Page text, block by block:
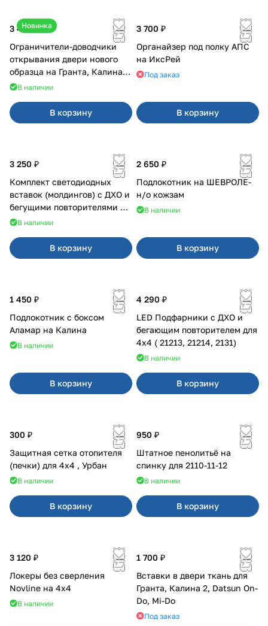
Новинка
3 400 ₽
Ограничители-доводчики
открывания двери нового
образца на Гранта, Калина 2,
Урбан
В наличии
В корзину
3 700 ₽
Органайзер под полку АПС
на ИксРей
Под заказ
В корзину
3 250 ₽
Комплект светодиодных
вставок (молдингов) с ДХО и
бегущими повторителями на
Веста
В наличии
В корзину
2 650 ₽
Подлокотник на ШЕВРОЛЕ-
н/о кожзам
В наличии
В корзину
1 450 ₽
Подлокотник с боксом
Аламар на Калина
В наличии
В корзину
4 290 ₽
LED Подфарники с ДХО и
бегающим повторителем для
4x4 ( 21213, 21214, 2131)
В наличии
В корзину
300 ₽
Защитная сетка отопителя
(печки) для 4x4 , Урбан
В наличии
В корзину
950 ₽
Штатное пенолитьё на
спинку для 2110-11-12
В наличии
В корзину
3 120 ₽
Локеры без сверления
Novline на 4х4
В наличии
1 700 ₽
Вставки в двери ткань для
Гранта, Калина 2, Datsun On-
Do, Mi-Do
Под заказ